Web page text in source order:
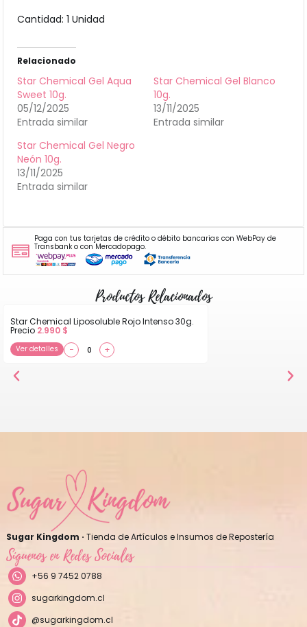
Cantidad: 1 Unidad
Relacionado
Star Chemical Gel Aqua
Sweet 10g.
05/12/2025
Entrada similar
Star Chemical Gel Blanco
10g.
13/11/2025
Entrada similar
Star Chemical Gel Negro
Neón 10g.
13/11/2025
Entrada similar
Paga con tus tarjetas de crédito o débito bancarias con WebPay de
Transbank o con Mercadopago.
Productos Relacionados
Star Chemical Liposoluble Rojo Intenso 30g.
Precio 2.990 $
Ver detalles − +
Sugar Kingdom · Tienda de Artículos e Insumos de Repostería
Síguenos en Redes Sociales
+56 9 7452 0788
sugarkingdom.cl
@sugarkingdom.cl